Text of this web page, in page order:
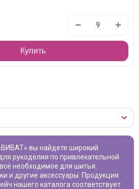
Купить
рукоделия по привлекательной
необходимое для шитья:
и другие аксессуары. Продукция
нашего каталога соответствует